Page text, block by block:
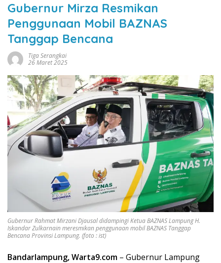
Gubernur Mirza Resmikan
Penggunaan Mobil BAZNAS
Tanggap Bencana
Tiga Serangkai
26 Maret 2025
Gubernur Rahmat Mirzani Djausal didampingi Ketua BAZNAS Lampung H.
Iskandar Zulkarnain meresmikan penggunaan mobil BAZNAS Tanggap
Bencana Provinsi Lampung. (foto : ist)
Bandarlampung, Warta9.com – Gubernur Lampung